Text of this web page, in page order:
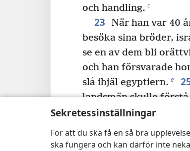
Sekretessinställningar
För att du ska få en så bra
ska fungera och kan därför inte
och handling. c
23
När han var 40
besöka sina bröder,
se en av dem bli
och han försvarade
slå ihjäl egyptiern. e
landsmän skulle
honom för att rädda
Nästa dag kom
han försökte lugna ner